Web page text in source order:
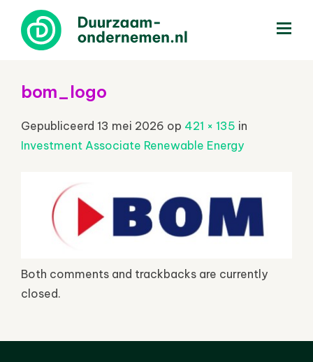
bom_logo
Gepubliceerd 13 mei 2026 op 421 × 135 in
Investment Associate Renewable Energy
Both comments and trackbacks are currently
closed.